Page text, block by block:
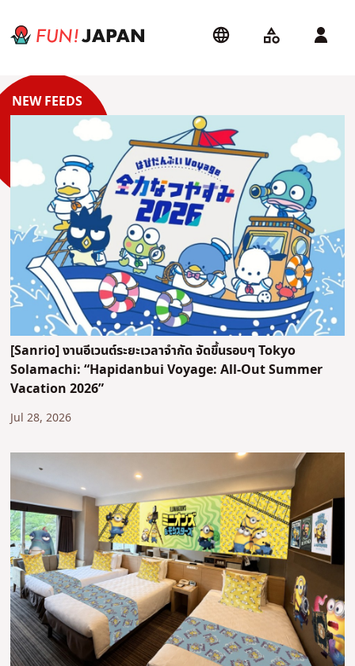
[Sanrio] งานอีเวนต์ระยะเวลาจำกัด จัดขึ้นรอบๆ Tokyo
Solamachi: “Hapidanbui Voyage: All-Out Summer
Vacation 2026”
Jul 28, 2026